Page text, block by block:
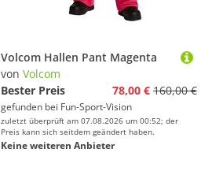
Volcom Hallen Pant Magenta
von Volcom
Bester Preis
78,00 € 160,00 €
gefunden bei Fun-Sport-Vision
zuletzt überprüft am 07.08.2026 um 00:52; der
Preis kann sich seitdem geändert haben.
Keine weiteren Anbieter